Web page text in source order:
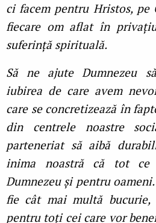
ci facem pentru Hristos,
fiecare om aflat în
suferință spirituală.
Să ne ajute Dumnezeu
iubirea de care avem
care se concretizează în
din centrele noastre
parteneriat să aibă
inima noastră că tot ce
Dumnezeu și pentru
fie cât mai multă bucurie,
pentru toți cei care vor